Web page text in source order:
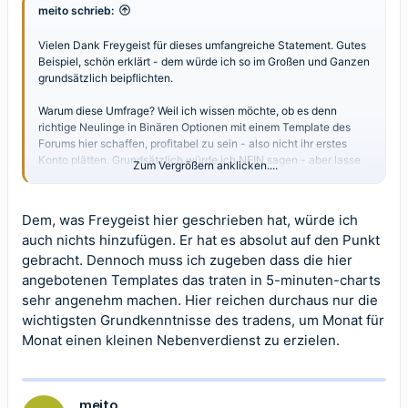
Nutze die Möglichkeit bei Brokern Echtgeldkonten ohne
und lerne dort die Videos an um dir eine Grundthematik nahe zu
bringen, wenn man schon kein Buch in die Hand nehmen möchte
(hier kann ich aus persönlicher Sicht GKFX; die Lehrvideos von
absoluter Anfänger etwas ahnen worunm es geht!)
Dann kommen andere und mehr Videos und dann dochmal ein
Buch und dann setzt man sich nicht hin und eiert nicht rum und
Sieht dann so aus:
Und dann nimmt man sich die Nachrichten dazu wie
https://news.guidants.com/#!Ticker/Feed/?Ungefiltert
Und den Kalender und das Nachrichtenbrett unten im MT und hat
meito schrieb:
Vielen Dank Freygeist für dieses umfangreiche Statement. Gutes
Beispiel, schön erklärt - dem würde ich so im Großen und Ganzen
grundsätzlich beipflichten.
Warum diese Umfrage? Weil ich wissen möchte, ob es denn
richtige Neulinge in Binären Optionen mit einem Template des
Forums hier schaffen, profitabel zu sein - also nicht ihr erstes
Konto plätten. Grundsätzlich würde ich NEIN sagen - aber lasse
Zum Vergrößern anklicken....
Dem, was Freygeist hier geschrieben hat, würde ich
auch nichts hinzufügen. Er hat es absolut auf den Punkt
gebracht. Dennoch muss ich zugeben dass die hier
angebotenen Templates das traten in 5-minuten-charts
sehr angenehm machen. Hier reichen durchaus nur die
wichtigsten Grundkenntnisse des tradens, um Monat für
Monat einen kleinen Nebenverdienst zu erzielen.